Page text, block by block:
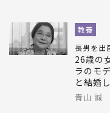
教養
長男を出
26歳の